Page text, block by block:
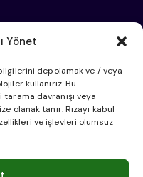
Yönet
depolamak ve / veya
kullanırız. Bu
davranışı veya
olanak tanır. Rızayı kabul
ve işlevleri olumsuz
Sahtur Sk. No:51